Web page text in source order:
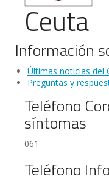
Ceuta
Información
Últimas noticias del
Preguntas y
Teléfono
síntomas
061
Teléfono